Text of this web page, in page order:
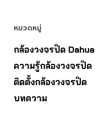
หมวดหมู่
กล้องวงจรปิด Dahua
ความรู้กล้องวงจรปิด
ติดตั้งกล้องวงจรปิด
บทความ